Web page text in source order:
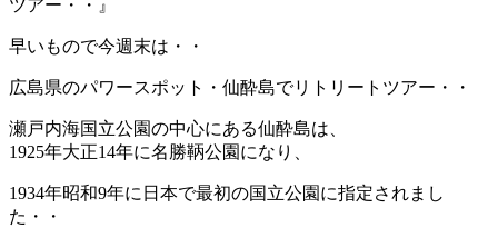
ツアー・・』
早いもので今週末は・・
広島県のパワースポット・仙酔島でリトリートツアー・・
瀬戸内海国立公園の中心にある仙酔島は、
1925年大正14年に名勝鞆公園になり、
1934年昭和9年に日本で最初の国立公園に指定されまし
た・・